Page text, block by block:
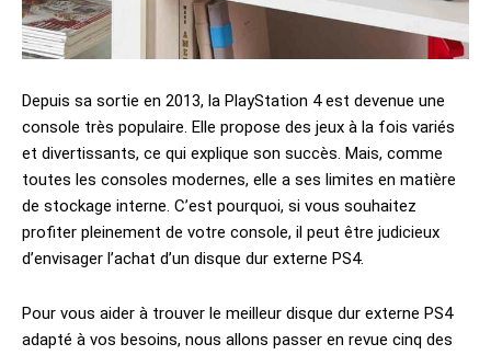
Depuis sa sortie en 2013, la PlayStation 4 est devenue une
console très populaire. Elle propose des jeux à la fois variés
et divertissants, ce qui explique son succès. Mais, comme
toutes les consoles modernes, elle a ses limites en matière
de stockage interne. C’est pourquoi, si vous souhaitez
profiter pleinement de votre console, il peut être judicieux
d’envisager l’achat d’un disque dur externe PS4.
Pour vous aider à trouver le meilleur disque dur externe PS4
adapté à vos besoins, nous allons passer en revue cinq des